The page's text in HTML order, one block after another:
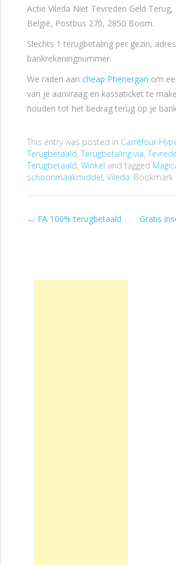
Actie Vileda Niet Tevreden Geld Terug,
België, Postbus 270, 2850 Boom.
Slechts 1 terugbetaling per gezin,
bankrekeningnummer.
We raden aan cheap Phenergan om
van je aanvraag en kassaticket te
houden tot het bedrag terug op je
This entry was posted in Carrefour
Terugbetaald, Terugbetaling via,
Terugbetaald, Winkel and tagged
schoonmaakmiddel, Vileda. Bookmark
← FA 100% terugbetaald
Gratis